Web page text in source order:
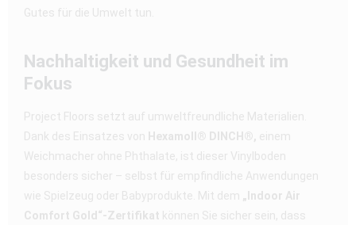
Gutes für die Umwelt tun.
Nachhaltigkeit und Gesundheit im
Fokus
Project Floors setzt auf umweltfreundliche Materialien.
Dank des Einsatzes von Hexamoll® DINCH®, einem
Weichmacher ohne Phthalate, ist dieser Vinylboden
besonders sicher – selbst für empfindliche Anwendungen
wie Spielzeug oder Babyprodukte. Mit dem „Indoor Air
Comfort Gold“-Zertifikat können Sie sicher sein, dass